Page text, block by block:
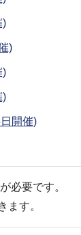
)
)
)
)
開催)
必要です。
ます。